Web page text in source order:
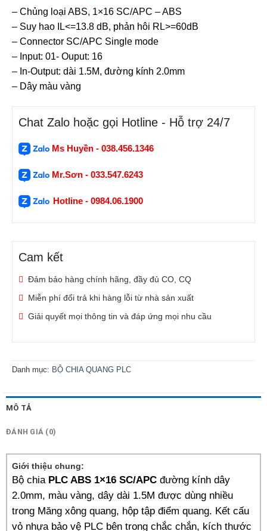
– Chủng loại ABS, 1×16 SC/APC – ABS
– Suy hao IL<=13.8 dB, phản hôi RL>=60dB
– Connector SC/APC Single mode
– Input: 01- Ouput: 16
– In-Output: dài 1.5M, đường kính 2.0mm
– Dây màu vàng
Chat Zalo hoặc gọi Hotline - Hỗ trợ 24/7
Ms Huyền - 038.456.1346
Mr.Sơn - 033.547.6243
Hotline - 0984.06.1900
Cam kết
Đảm bảo hàng chính hãng, đầy đủ CO, CQ
Miễn phí đổi trả khi hàng lỗi từ nhà sản xuất
Giải quyết mọi thông tin và đáp ứng mọi nhu cầu
Danh mục: BỘ CHIA QUANG PLC
MÔ TẢ
ĐÁNH GIÁ (0)
Giới thiệu chung:
Bộ chia PLC ABS 1×16 SC/APC đường kính dây
2.0mm, màu vàng, dây dài 1.5M được dùng nhiều
trong Măng xông quang, hộp tập điểm quang. Kết cấu
vỏ nhựa bảo vệ PLC bên trong chắc chắn, kích thước